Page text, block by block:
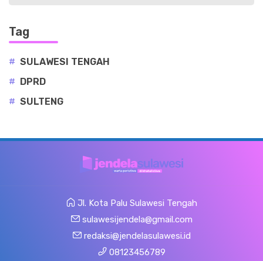
Tag
# SULAWESI TENGAH
#
DPRD
# SULTENG
Jl. Kota Palu Sulawesi Tengah
sulawesijendela@gmail.com
redaksi@jendelasulawesi.id
08123456789